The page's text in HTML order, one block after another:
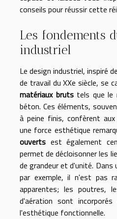
conseils pour réussir cette
Les fondements
industriel
Le design industriel, inspiré
de travail du XXe siècle, se
matériaux brutstels que le
béton. Ces éléments,
à peine finis, confèrent
une force esthétique
ouverts est également
permet de décloisonner les
de grandeur et d'unité. Dans
par exemple, il n'est pas
apparentes; les poutres,
d'aération sont
l'esthétique fonctionnelle.